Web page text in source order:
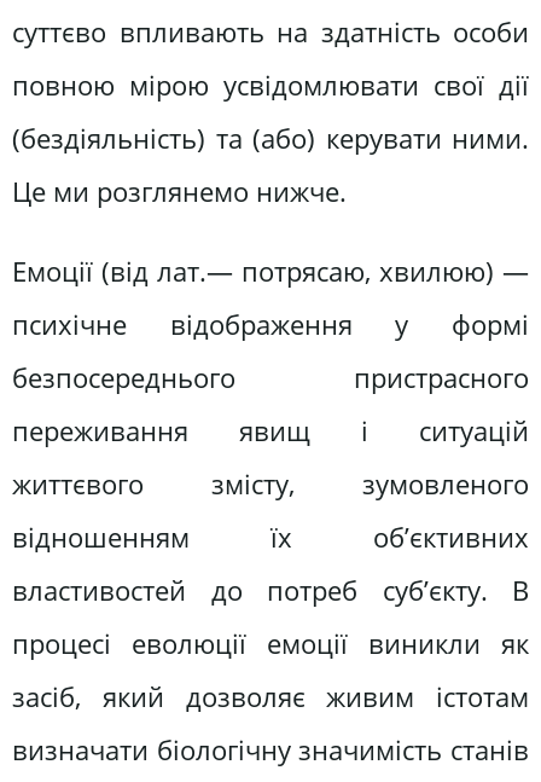
суттєво впливають на здатність особи
повною мірою усвідомлювати свої дії
(бездіяльність) та (або) керувати ними.
Це ми розглянемо нижче.
Емоції (від лат.— потрясаю, хвилюю) —
психічне відображення у формі
безпосереднього пристрасного
переживання явищ і ситуацій
життєвого змісту, зумовленого
відношенням їх об’єктивних
властивостей до потреб суб’єкту. В
процесі еволюції емоції виникли як
засіб, який дозволяє живим істотам
визначати біологічну значимість станів